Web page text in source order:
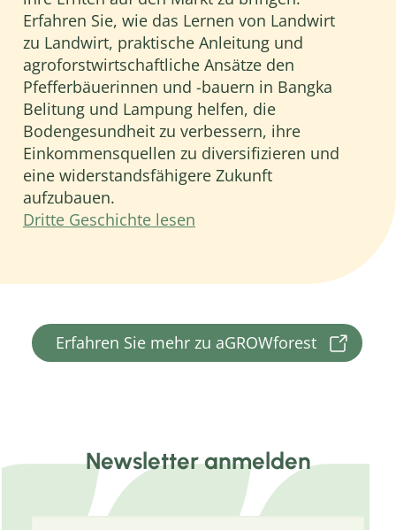
Erfahren Sie, wie das Lernen von Landwirt
zu Landwirt, praktische Anleitung und
agroforstwirtschaftliche Ansätze den
Pfefferbäuerinnen und -bauern in Bangka
Belitung und Lampung helfen, die
Bodengesundheit zu verbessern, ihre
Einkommensquellen zu diversifizieren und
eine widerstandsfähigere Zukunft
aufzubauen.
Dritte Geschichte lesen
Erfahren Sie mehr zu aGROWforest
Newsletter anmelden